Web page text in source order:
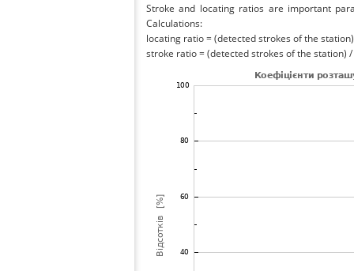
Stroke and locating ratios are important
Calculations:
locating ratio = (detected strokes of the
stroke ratio = (detected strokes of the station)